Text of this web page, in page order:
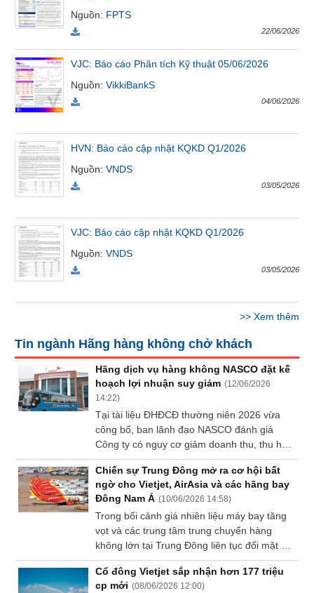
Nguồn: FPTS
22/06/2026
VJC: Báo cáo Phân tích Kỹ thuật 05/06/2026
Nguồn:VikkiBankS
04/06/2026
HVN: Báo cáo cập nhật KQKD Q1/2026
Nguồn:VNDS
03/05/2026
VJC: Báo cáo cập nhật KQKD Q1/2026
Nguồn:VNDS
03/05/2026
>> Xem thêm
Tin ngành Hãng hàng không chở khách
Hãng dịch vụ hàng không NASCO đặt kế
hoạch lợi nhuận suy giảm (12/06/2026
14:22)
Tại tài liệu ĐHĐCĐ thường niên 2026 vừa
công bố, ban lãnh đạo NASCO đánh giá
Công ty có nguy cơ giảm doanh thu, thu hẹp
biên lợi nhuận và tăng áp lực dòng tiền giữa
bối cảnh kinh tế đầy thách thức. Nhà kinh
doanh tại sân bay xác định đây là năm ưu
tiên ổn định hoạt động, kiểm soát rủi ro và
tối ưu hiệu quả.
Chiến sự Trung Đông mở ra cơ hội bất
ngờ cho Vietjet, AirAsia và các hãng bay
Đông Nam Á (10/06/2026 14:58)
Trong bối cảnh giá nhiên liệu máy bay tăng
vọt và các trung tâm trung chuyển hàng
không lớn tại Trung Đông liên tục đối mặt với
gián đoạn do xung đột, ngành hàng không
Đông Nam Á đang nhìn thấy một cơ hội tăng
trưởng hiếm có.
Cổ đông Vietjet sắp nhận hơn 177 triệu
cp mới (08/06/2026 12:00)
DỊCH
VỤ
TRUYỀN
THÔNG
TIỆN
ÍCH
BẤT
ĐỘNG
SẢN
khoán
(-)
Tất cả Cổ phiếu Chỉ số Chứng chỉ quỹ
Tất cả Người nội bộ Người liên quan Cổ đông lớn
Tin
Bài